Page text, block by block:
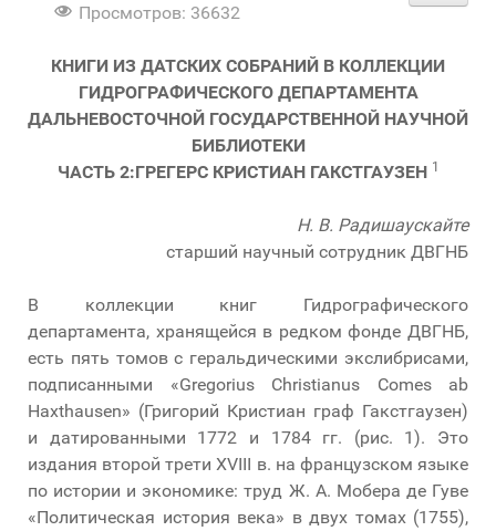
Просмотров: 36632
КНИГИ ИЗ ДАТСКИХ СОБРАНИЙ В КОЛЛЕКЦИИ
ГИДРОГРАФИЧЕСКОГО ДЕПАРТАМЕНТА
ДАЛЬНЕВОСТОЧНОЙ ГОСУДАРСТВЕННОЙ НАУЧНОЙ
БИБЛИОТЕКИ
ЧАСТЬ 2:ГРЕГЕРС КРИСТИАН ГАКСТГАУЗЕН 1
Н. В. Радишаускайте
старший научный сотрудник ДВГНБ
В коллекции книг Гидрографического
департамента, хранящейся в редком фонде ДВГНБ,
есть пять томов с геральдическими экслибрисами,
подписанными «Gregorius Christianus Comes ab
Haxthausen» (Григорий Кристиан граф Гакстгаузен)
и датированными 1772 и 1784 гг. (рис. 1). Это
издания второй трети XVIII в. на французском языке
по истории и экономике: труд Ж. А. Мобера де Гуве
«Политическая история века» в двух томах (1755),